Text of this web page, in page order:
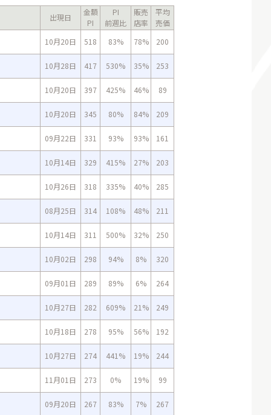
出現日
金額
PI
PI
前週比
販売
店率
平均
売価
10月20日
518 83% 78% 200
10月28日 417 530% 35% 253
10月20日 397 425% 46% 89
10月20日 345 80% 84% 209
09月22日 331 93% 93% 161
10月14日 329 415% 27% 203
10月26日 318 335% 40% 285
08月25日 314 108% 48% 211
10月14日 311 500% 32% 250
10月02日 298 94% 8% 320
09月01日 289 89% 6% 264
10月27日 282 609% 21% 249
10月18日 278 95% 56% 192
10月27日 274 441% 19% 244
11月01日 273 0% 19% 99
09月20日 267 83% 7% 267